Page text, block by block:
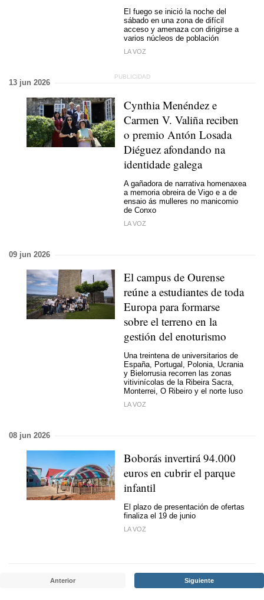
El fuego se inició la noche del
sábado en una zona de difícil
acceso y amenaza con dirigirse a
varios núcleos de población
LA VOZ
13 jun 2026
Cynthia Menéndez e
Carmen V. Valiña reciben
o premio Antón Losada
Diéguez afondando na
identidade galega
A gañadora de narrativa homenaxea
a memoria obreira de Vigo e a de
ensaio ás mulleres no manicomio
de Conxo
LA VOZ
09 jun 2026
El campus de Ourense
reúne a estudiantes de toda
Europa para formarse
sobre el terreno en la
gestión del enoturismo
Una treintena de universitarios de
España, Portugal, Polonia, Ucrania
y Bielorrusia recorren las zonas
vitivinícolas de la Ribeira Sacra,
Monterrei, O Ribeiro y el norte luso
LA VOZ
08 jun 2026
Boborás invertirá 94.000
euros en cubrir el parque
infantil
El plazo de presentación de ofertas
finaliza el 19 de junio
LA VOZ
Anterior Siguiente